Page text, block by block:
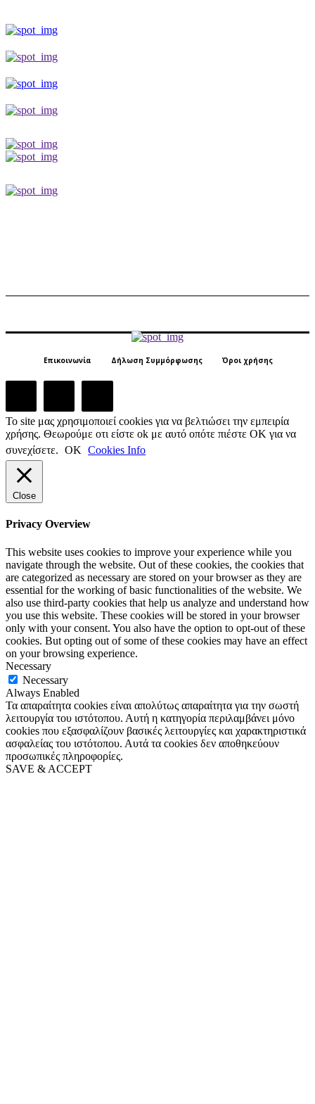
Επικοινωνία Δήλωση Συμμόρφωσης Όροι χρήσης
Το site μας χρησιμοποιεί cookies για να βελτιώσει την εμπειρία
χρήσης. Θεωρούμε οτι είστε ok με αυτό οπότε πιέστε ΟΚ για να
συνεχίσετε. ΟΚ Cookies Info
Close
Privacy Overview
This website uses cookies to improve your experience while you
navigate through the website. Out of these cookies, the cookies that
are categorized as necessary are stored on your browser as they are
essential for the working of basic functionalities of the website. We
also use third-party cookies that help us analyze and understand how
you use this website. These cookies will be stored in your browser
only with your consent. You also have the option to opt-out of these
cookies. But opting out of some of these cookies may have an effect
on your browsing experience.
Necessary
Necessary
Always Enabled
Τα απαραίτητα cookies είναι απολύτως απαραίτητα για την σωστή
λειτουργία του ιστότοπου. Αυτή η κατηγορία περιλαμβάνει μόνο
cookies που εξασφαλίζουν βασικές λειτουργίες και χαρακτηριστικά
ασφαλείας του ιστότοπου. Αυτά τα cookies δεν αποθηκεύουν
προσωπικές πληροφορίες.
SAVE & ACCEPT